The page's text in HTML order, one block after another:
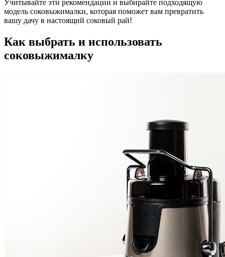
Учитывайте эти рекомендации и выбирайте подходящую
модель соковыжималки, которая поможет вам превратить
вашу дачу в настоящий соковый рай!
Как выбрать и использовать
соковыжималку